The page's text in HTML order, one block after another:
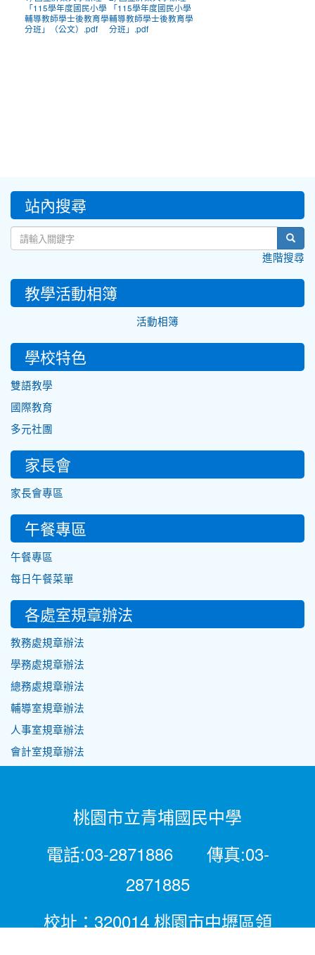
「115學年度國民小學
輔導教師學士後教育學
分班」（公文）.pdf
「115學年度國民小學
輔導教師學士後教育學
分班」.pdf
::: 站內搜尋
進階搜尋
教學活動相簿
活動相簿
學校特色
雙語教學
國際教育
多元社團
家長會
家長會專區
午餐專區
午餐專區
每日午餐菜單
各處室規章辦法
教務處規章辦法
學務處規章辦法
總務處規章辦法
輔導室規章辦法
人事室規章辦法
會計室規章辦法
桃園市立青埔國民中學
電話:03-2871886 傳真:03-
2871885
校址：320014 桃園市中壢區領